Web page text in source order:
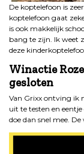
De koptelefoon is
koptelefoon gaat
is ook makkelijk
bang te zijn. Ik weet
deze
Winactie
gesloten
Van Grixx ontving ik
uit te testen en
doe dan snel mee.